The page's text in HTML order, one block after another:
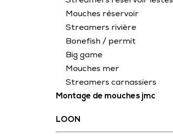
Mouches réservoir
Streamers rivière
Bonefish / permit
Big game
Mouches mer
Streamers carnassiers
Montage de mouches jmc
LOON